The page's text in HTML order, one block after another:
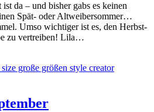
da – und bisher gabs es keinen
Spät- oder Altweibersommer…
Umso wichtiger ist es, den Herbst-
zu vertreiben! Lila…